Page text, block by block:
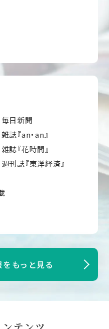
毎日新聞
雑誌『an・an』
雑誌『花時間』
週刊誌『東洋経済』
もっと見る